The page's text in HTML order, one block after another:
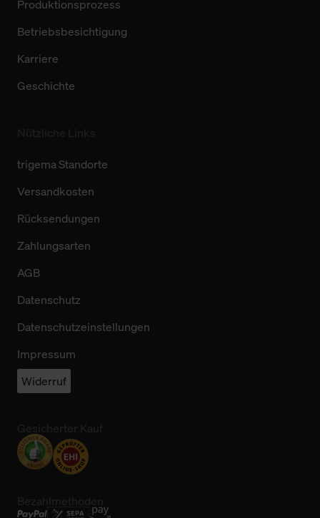
Produktionsprozess
Betriebsbesichtigung
Karriere
Geschichte
trigema Standorte
Versandkosten
Rücksendungen
Zahlungsarten
AGB
Datenschutz
Datenschutzeinstellungen
Impressum
Widerruf